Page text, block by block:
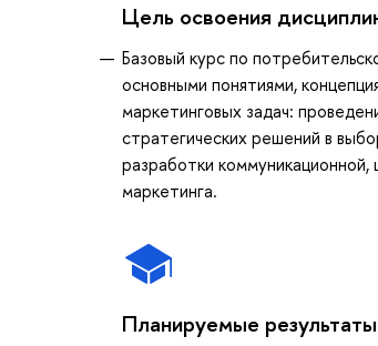
Цель освоения
Базовый курс по
основными понятиями,
маркетинговых задач:
стратегических решений в
разработки
маркетинга.
Планируемые